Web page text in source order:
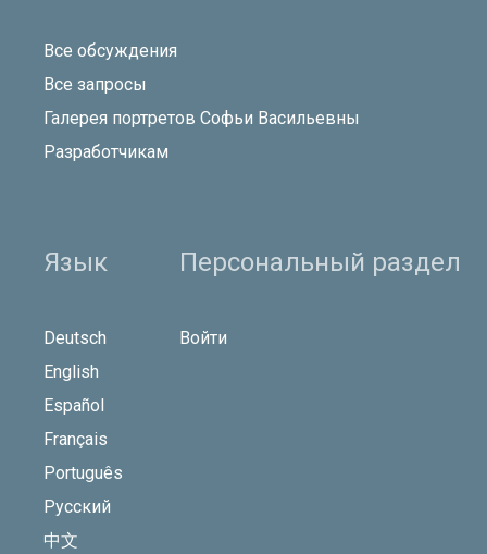
Все обсуждения
Все запросы
Галерея портретов Софьи Васильевны
Разработчикам
Язык
Deutsch
English
Español
Français
Português
Русский
中文
Персональный раздел
Войти